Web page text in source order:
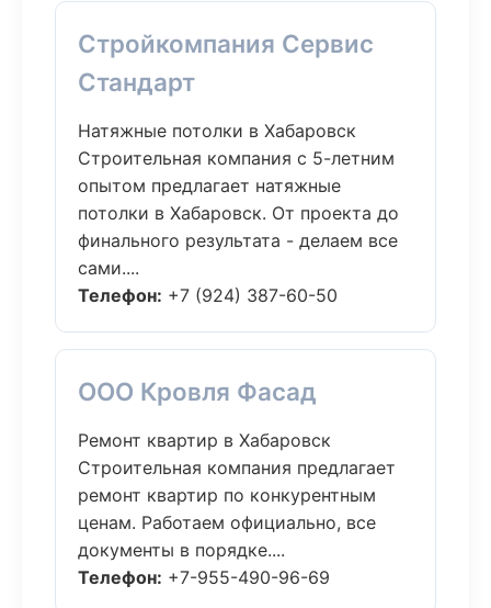
Стройкомпания Сервис
Стандарт
Натяжные потолки в Хабаровск
Строительная компания с 5-летним
опытом предлагает натяжные
потолки в Хабаровск. От проекта до
финального результата - делаем все
сами....
Телефон: +7 (924) 387-60-50
ООО Кровля Фасад
Ремонт квартир в Хабаровск
Строительная компания предлагает
ремонт квартир по конкурентным
ценам. Работаем официально, все
документы в порядке....
Телефон: +7-955-490-96-69